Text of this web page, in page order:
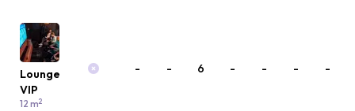
Lounge
VIP
12 m2
- - 6 - - - -